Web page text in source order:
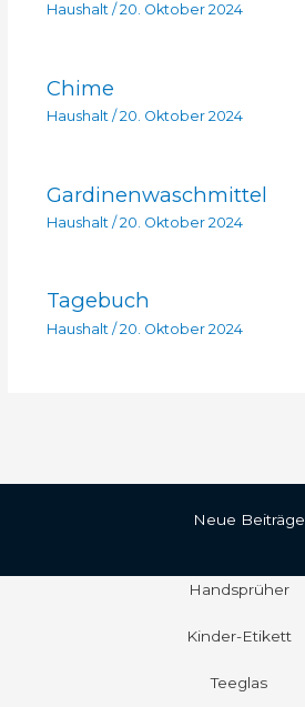
Haushalt/ 20. Oktober 2024
Chime
Haushalt/ 20. Oktober 2024
Gardinenwaschmittel
Haushalt / 20. Oktober 2024
Tagebuch
Haushalt / 20. Oktober 2024
Neue Beiträge
Handsprüher
Kinder-Etikett
Teeglas